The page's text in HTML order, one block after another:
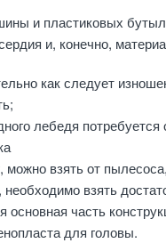
и пластиковых
и, конечно,
как следует
лебедя
можно взять от
взять
основная часть
для головы.